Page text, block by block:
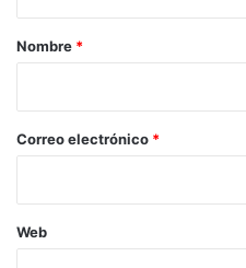
r
*
Nombre *
Correo electrónico *
Web